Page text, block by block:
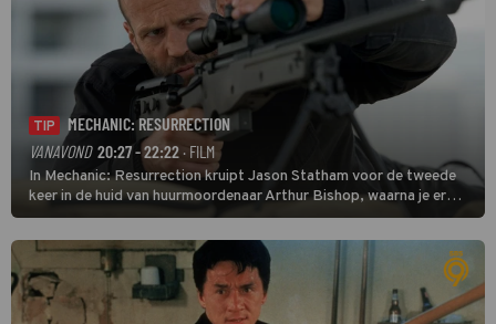
TIP
MECHANIC: RESURRECTION
VANAVOND 20:27 - 22:22· FILM
In Mechanic: Resurrection kruipt Jason Statham voor de tweede
keer in de huid van huurmoordenaar Arthur Bishop, waarna je er
donder op kunt zeggen dat er van Bishops geplande pensioen niet
veel terechtkomt.